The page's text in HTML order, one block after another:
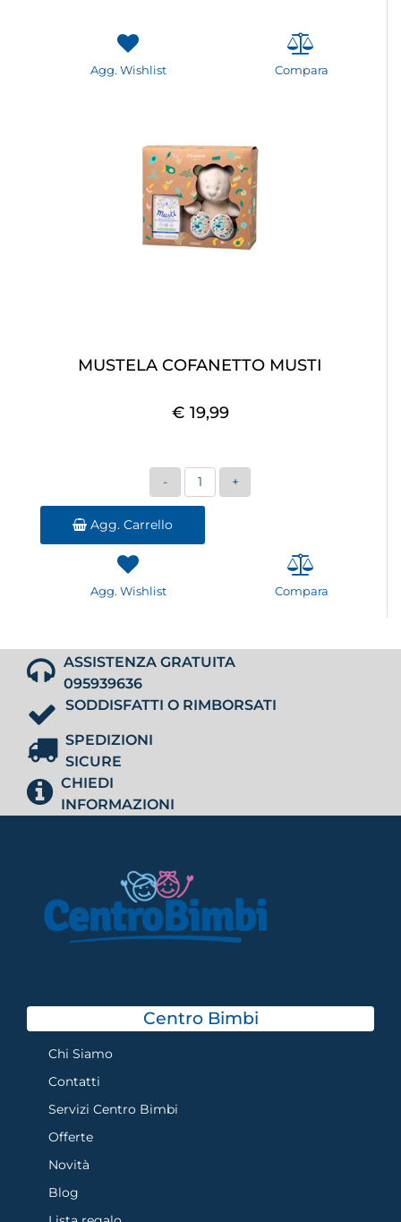
Agg. Wishlist Compara
MUSTELA COFANETTO MUSTI
€ 19,99
Quantità
Agg. Carrello
Agg. Wishlist Compara
ASSISTENZA GRATUITA
095939636
SODDISFATTI O RIMBORSATI
SPEDIZIONI
SICURE
CHIEDI
INFORMAZIONI
Centro Bimbi
Chi Siamo
Contatti
Servizi Centro Bimbi
Offerte
Novità
Blog